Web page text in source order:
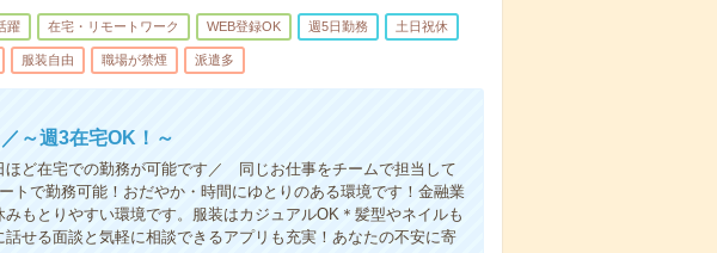
躍 在宅・リモートワーク WEB登録OK 週5日勤務 土日祝休
服装自由 職場が禁煙 派遣多
～週3在宅OK！～
ほど在宅での勤務が可能です／ 同じお仕事をチームで担当して
トで勤務可能！おだやか・時間にゆとりのある環境です！金融業
もとりやすい環境です。服装はカジュアルOK＊髪型やネイルも
せる面談と気軽に相談できるアプリも充実！あなたの不安に寄